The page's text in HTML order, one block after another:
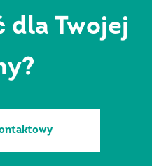
dla Twojej